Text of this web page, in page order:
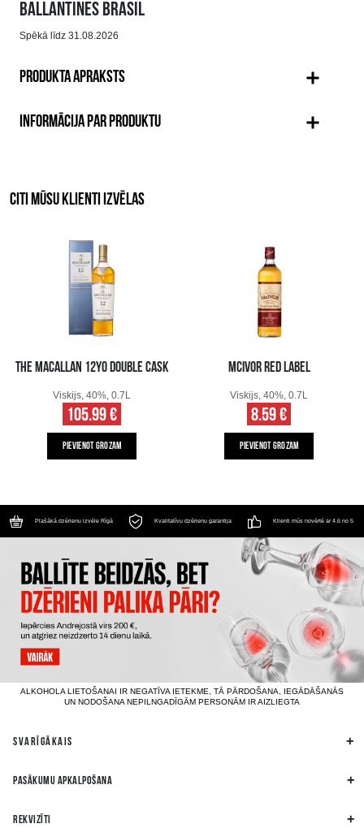
BALLANTINES BRASIL
Spēkā līdz 31.08.2026
PRODUKTA APRAKSTS
INFORMĀCIJA PAR PRODUKTU
CITI MŪSU KLIENTI IZVĒLAS
THE MACALLAN 12YO DOUBLE CASK
Viskijs, 40%, 0.7L
105.99 €
PIEVIENOT GROZAM
MCIVOR RED LABEL
Viskijs, 40%, 0.7L
8.59 €
PIEVIENOT GROZAM
Plašākā dzērienu izvēle Rīgā Kvalitatīvu dzērienu garantija Klienti mūs novērtē ar 4.6 no 5
ALKOHOLA LIETOŠANAI IR NEGATĪVA IETEKME, TĀ PĀRDOŠANA, IEGĀDĀŠANĀS
UN NODOŠANA NEPILNGADĪGĀM PERSONĀM IR AIZLIEGTA
SVARĪGĀKAIS
PASĀKUMU APKALPOŠANA
REKVIZĪTI